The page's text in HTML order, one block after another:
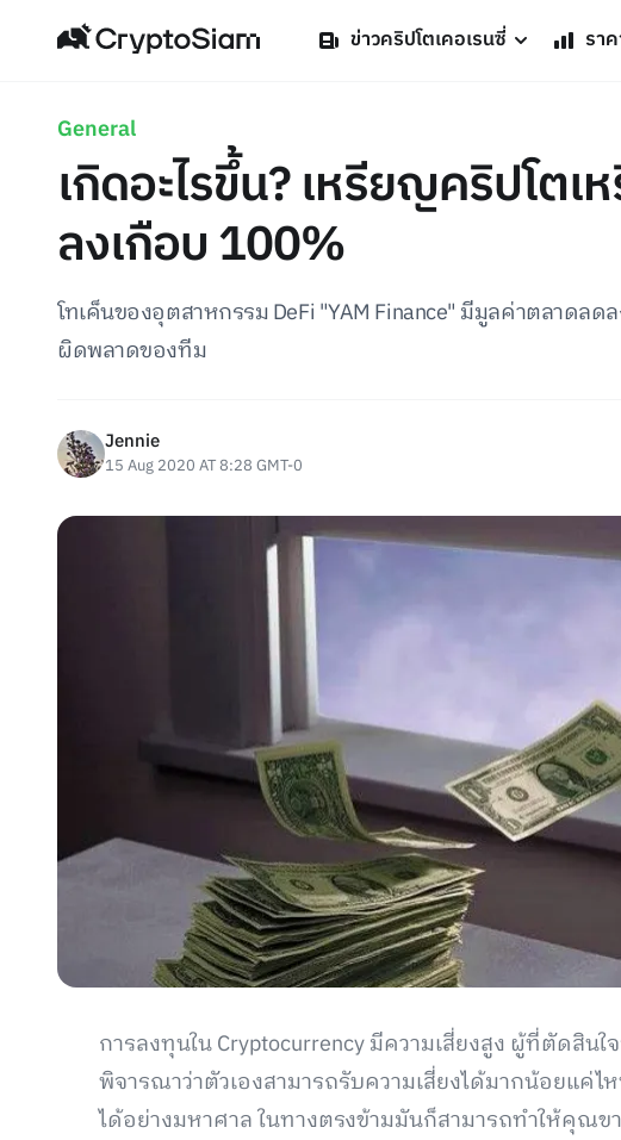
ข่าวคริปโตเคอเรนซี่ รา
General
เกิดอะไรขึ้น? เหรียญคริปโต
ลงเกือบ 100%
โทเค็นของอุตสาหกรรม DeFi "YAM Finance" มีมูลค่าตลาดล
ผิดพลาดของทีม
Jennie
15 Aug 2020 AT 8:28 GMT-0
การลงทุนใน Cryptocurrency มีความเสี่ยงสูง ผู้ที่ตัดสิน
พิจารณาว่าตัวเองสามารถรับความเสี่ยงได้มากน้อยแค่ไ
ได้อย่างมหาศาล ในทางตรงข้ามมันก็สามารถทำให้คุณ